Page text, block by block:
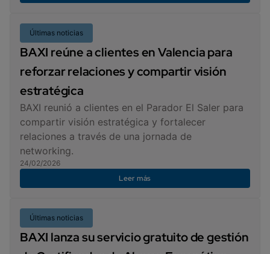
Últimas noticias
BAXI reúne a clientes en Valencia para
reforzar relaciones y compartir visión
estratégica
BAXI reunió a clientes en el Parador El Saler para
compartir visión estratégica y fortalecer
relaciones a través de una jornada de
networking.
24/02/2026
Leer más
Últimas noticias
BAXI lanza su servicio gratuito de gestión